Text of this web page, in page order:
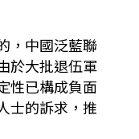
，中國泛藍聯
於大批退伍軍
性已構成負面
士的訴求，推